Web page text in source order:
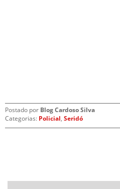
Postado por Blog Cardoso Silva
Categorias: Policial, Seridó